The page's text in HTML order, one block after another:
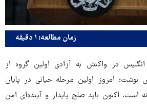
زمان مطالعه: ۱ دقیقه
در واکنش به آزادی اولین گروه از
نوشت: امروز اولین مرحله حیاتی در پایان
است. اکنون باید صلح پایدار و آینده‌ای امن